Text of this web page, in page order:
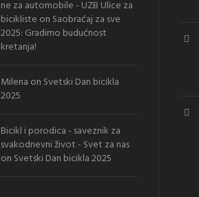
ne za automobile - UZB Ulice za
bicikliste on Saobraćaj za sve
2025: Gradimo budućnost
kretanja!
Milena on Svetski Dan bicikla
2025
Bicikl i porodica - saveznik za
svakodnevni život - Svet za nas
on Svetski Dan bicikla 2025